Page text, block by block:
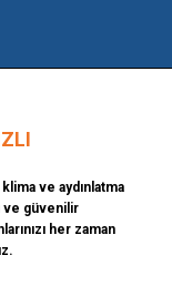
klima ve aydınlatma
ve güvenilir
her zaman